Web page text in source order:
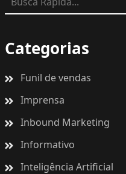
Categorias
Funil de vendas
Imprensa
Inbound Marketing
Informativo
Inteligência Artificial